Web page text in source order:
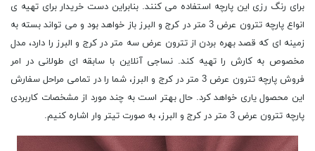
برای رنگ رزی این پارچه استفاده می ‌کنند. بنابراین دست خریدار برای تهیه ی
انواع پارچه تترون عرض 3 متر در کرج و البرز باز خواهد بود و می تواند بسته به
زمینه ای که قصد بهره بردن از تترون عرض سه متر در کرج و البرز را دارد، مدل
مخصوص به کارش را تهیه کند. نساجی آنلاین با سابقه ای طولانی در امر
فروش پارچه تترون عرض 3 متر در کرج و البرز، شما را در تمامی مراحل سفارش
این محصول یاری خواهد کرد. حال بهتر است به چند مورد از مشخصات کاربردی
پارچه تترون عرض 3 متر در کرج و البرز، به صورت تیتر وار اشاره کنیم.